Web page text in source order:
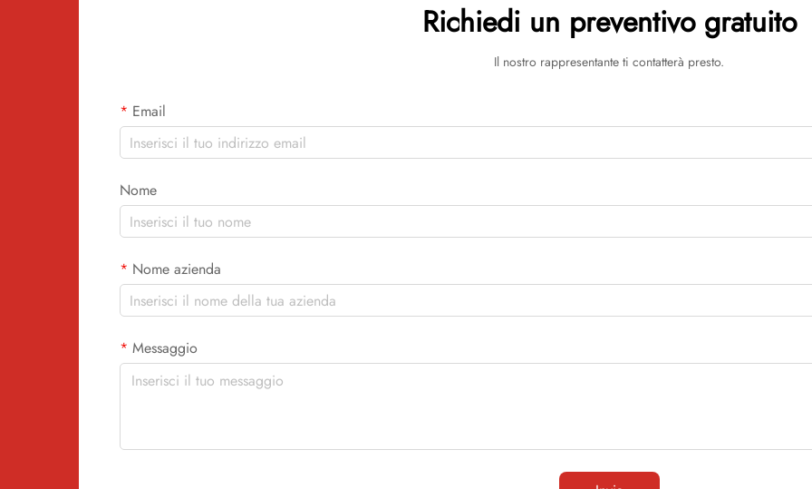
Richiedi un preventivo gratuito
Il nostro rappresentante ti contatterà presto.
Email
Nome
Nome azienda
Messaggio